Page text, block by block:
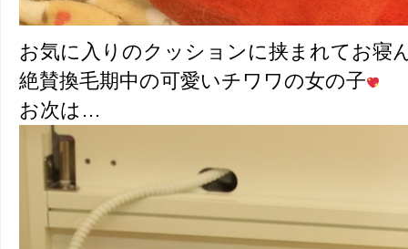
お気に入りのクッションに挟まれてお寝
絶賛換毛期中の可愛いチワワの女の子
お次は…